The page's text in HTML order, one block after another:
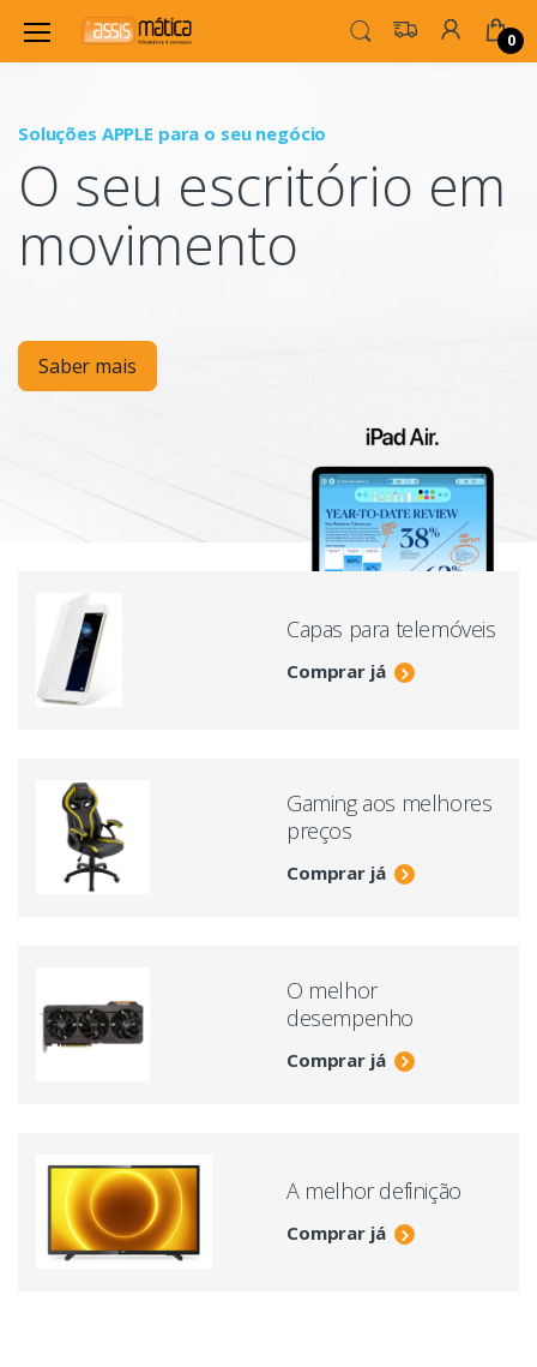
0
Soluções APPLE para o seu negócio
O seu escritório em
movimento
Saber mais
Capas para telemóveis
Comprar já
Gaming aos melhores
preços
Comprar já
O melhor
desempenho
Comprar já
A melhor definição
Comprar já